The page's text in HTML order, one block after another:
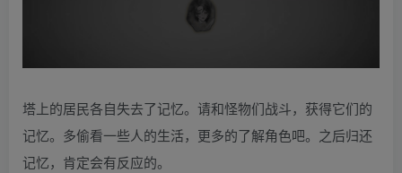
塔上的居民各自失去了记忆。请和怪物们战斗，获得它们的
记忆。多偷看一些人的生活，更多的了解角色吧。之后归还
记忆，肯定会有反应的。